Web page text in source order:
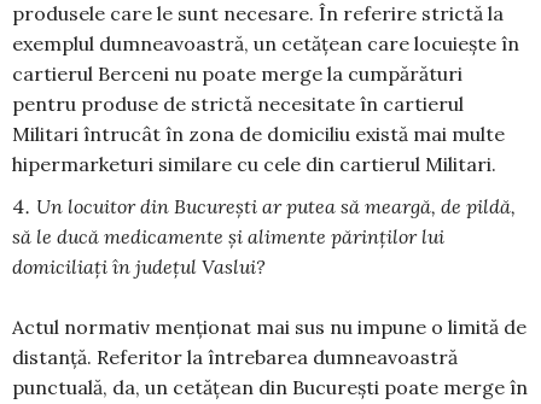
produsele care le sunt necesare. În referire strictă la
exemplul dumneavoastră, un cetățean care locuiește în
cartierul Berceni nu poate merge la cumpărături
pentru produse de strictă necesitate în cartierul
Militari întrucât în zona de domiciliu există mai multe
hipermarketuri similare cu cele din cartierul Militari.
Un locuitor din Bucureşti ar putea să meargă, de pildă,
să le ducă medicamente şi alimente părinţilor lui
domiciliaţi în judeţul Vaslui?
Actul normativ menționat mai sus nu impune o limită de
distanță. Referitor la întrebarea dumneavoastră
punctuală, da, un cetățean din București poate merge în